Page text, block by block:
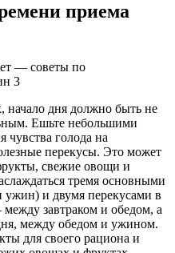
приема
начало дня должно быть не
Ешьте небольшими
чувства голода на
перекусы. Это может
свежие овощи и
тремя основными
и двумя перекусами в
завтраком и обедом, а
между обедом и ужином.
для своего рациона и